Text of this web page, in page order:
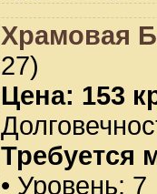
Храмовая
27)
Цена: 153
Требуется
• Уровень: 7